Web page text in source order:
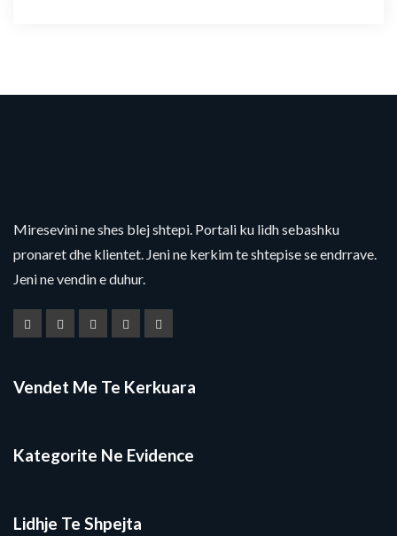
Miresevini ne shes blej shtepi. Portali ku lidh sebashku
pronaret dhe klientet. Jeni ne kerkim te shtepise se endrrave.
Jeni ne vendin e duhur.
Vendet Me Te Kerkuara
Kategorite Ne Evidence
Lidhje Te Shpejta